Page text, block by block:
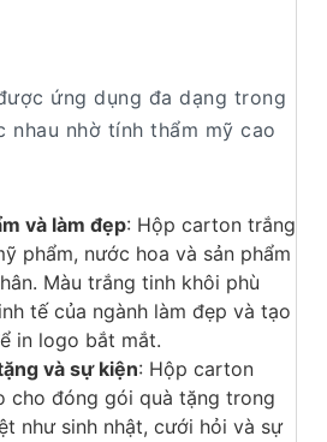
ứng dụng đa dạng trong
nhau nhờ tính thẩm mỹ cao
và làm đẹp: Hộp carton trắng
phẩm, nước hoa và sản phẩm
Màu trắng tinh khôi phù
tế của ngành làm đẹp và tạo
in logo bắt mắt.
và sự kiện: Hộp carton
cho đóng gói quà tặng trong
như sinh nhật, cưới hỏi và sự